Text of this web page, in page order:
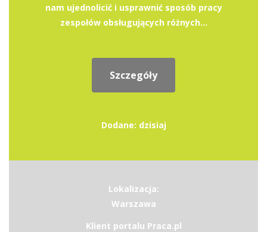
nam ujednolicić i usprawnić sposób pracy
zespołów obsługujących różnych...
Szczegóły
Dodane: dzisiaj
Lokalizacja:
Warszawa
Klient portalu Praca.pl